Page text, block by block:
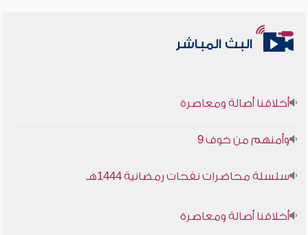
البث المباشر
أخلاقنا أصالة ومعاصرة
وأمنهم من خوف 9
سلسلة محاضرات نفحات رمضانية 1444هـ
أخلاقنا أصالة ومعاصرة